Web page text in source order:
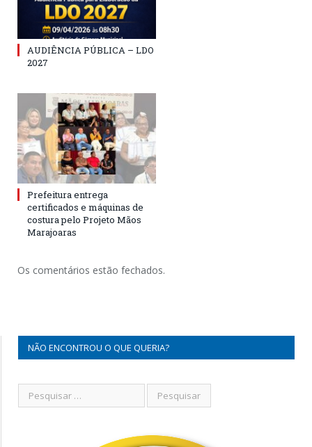
AUDIÊNCIA PÚBLICA – LDO
2027
Prefeitura entrega
certificados e máquinas de
costura pelo Projeto Mãos
Marajoaras
Os comentários estão fechados.
NÃO ENCONTROU O QUE QUERIA?